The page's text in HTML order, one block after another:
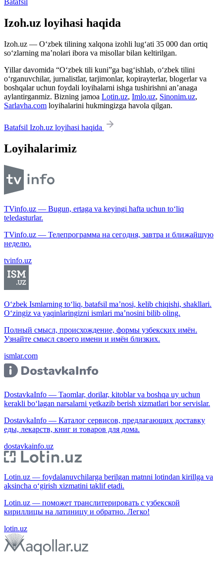
Izoh.uz loyihasi haqida
Izoh.uz — O‘zbek tilining xalqona izohli lug‘ati 35 000 dan ortiq
so‘zlarning ma’nolari ibora va misollar bilan keltirilgan.
Yillar davomida “O‘zbek tili kuni”ga bag‘ishlab, o‘zbek tilini
o‘rganuvchilar, jurnalistlar, tarjimonlar, kopirayterlar, blogerlar va
boshqalar uchun foydali loyihalarni ishga tushirishni an’anaga
aylantirganmiz. Bizning jamoa Lotin.uz, Imlo.uz, Sinonim.uz,
Sarlavha.com loyihalarini hukmingizga havola qilgan.
Batafsil Izoh.uz loyihasi haqida
Loyihalarimiz
TVinfo.uz — Bugun, ertaga va keyingi hafta uchun to‘liq
teledasturlar.
TVinfo.uz — Телепрограмма на сегодня, завтра и ближайшую
неделю.
tvinfo.uz
O‘zbek Ismlarning to‘liq, batafsil ma’nosi, kelib chiqishi, shakllari.
O‘zingiz va yaqinlaringizni ismlari ma’nosini bilib oling.
Полный смысл, происхождение, формы узбекских имён.
Узнайте смысл своего имени и имён близких.
ismlar.com
DostavkaInfo — Taomlar, dorilar, kitoblar va boshqa uy uchun
kerakli bo‘lagan narsalarni yetkazib berish xizmatlari bor servislar.
DostavkaInfo — Каталог сервисов, предлагающих доставку
еды, лекарств, книг и товаров для дома.
dostavkainfo.uz
Lotin.uz — foydalanuvchilarga berilgan matnni lotindan kirillga va
aksincha o‘girish xizmatini taklif etadi.
Lotin.uz — поможет транслитерировать с узбекской
кириллицы на латиницу и обратно. Легко!
lotin.uz